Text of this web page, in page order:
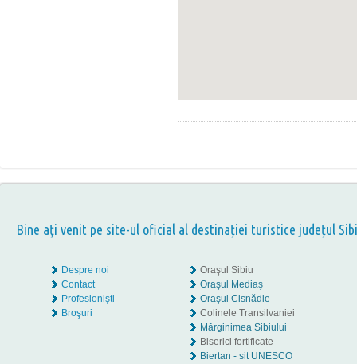
Bine aţi venit pe site-ul oficial al destinației turistice județul
Despre noi
Contact
Profesionişti
Broşuri
Oraşul Sibiu
Oraşul Mediaş
Oraşul Cisnădie
Colinele Transilvaniei
Mărginimea Sibiului
Biserici fortificate
Biertan - sit UNESCO